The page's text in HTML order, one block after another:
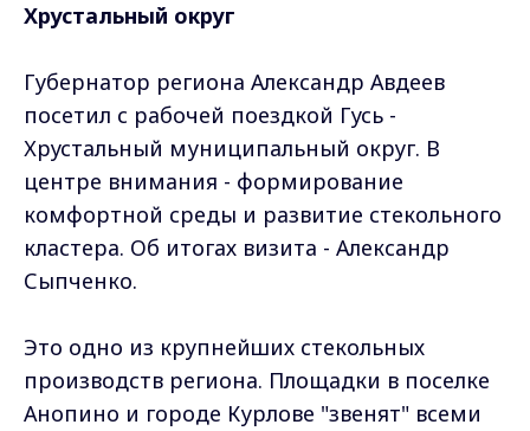
Хрустальный округ
Губернатор региона Александр Авдеев
посетил с рабочей поездкой Гусь -
Хрустальный муниципальный округ. В
центре внимания - формирование
комфортной среды и развитие стекольного
кластера. Об итогах визита - Александр
Сыпченко.
Это одно из крупнейших стекольных
производств региона. Площадки в поселке
Анопино и городе Курлове "звенят" всеми